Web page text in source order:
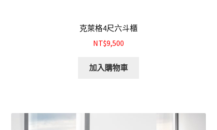
克萊格4尺六斗櫃
NT$9,500
加入購物車